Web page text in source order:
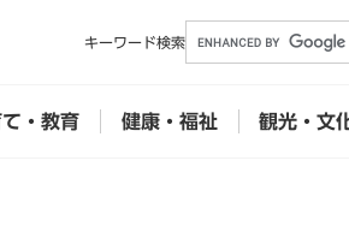
メニューを飛ばして本
キーワード検索
・教育 健康・福祉 観光・文